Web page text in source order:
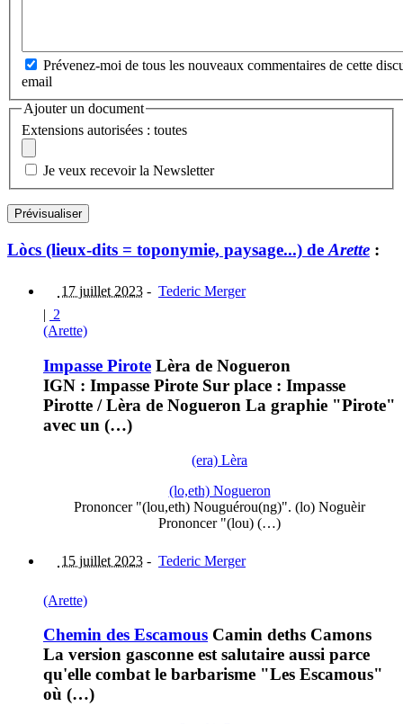
Prévenez-moi de tous les nouveaux commentaires de cette
email
Ajouter un document
Extensions autorisées : toutes
Je veux recevoir la Newsletter
Lòcs (lieux-dits = toponymie, paysage...) de Arette :
17 juillet 2023 - Tederic Merger
| 2
(Arette)
Impasse Pirote Lèra de Nogueron
IGN : Impasse Pirote Sur place : Impasse
Pirotte / Lèra de Nogueron La graphie "Pirote"
avec un (…)
(era) Lèra
(lo,eth) Nogueron
Prononcer "(lou,eth) Nouguérou(ng)". (lo) Noguèir
Prononcer "(lou) (…)
15 juillet 2023 - Tederic Merger
(Arette)
Chemin des Escamous Camin deths Camons
La version gasconne est salutaire aussi parce
qu'elle combat le barbarisme "Les Escamous"
où (…)